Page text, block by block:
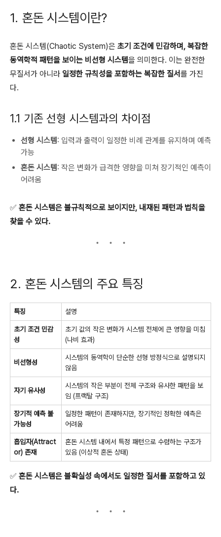
1. 혼돈 시스템이란?
혼돈 시스템(Chaotic System)은 초기 조건에 민감하며, 복잡한
동역학적 패턴을 보이는 비선형 시스템을 의미한다. 이는 완전한
무질서가 아니라 일정한 규칙성을 포함하는 복잡한 질서를 가진
다.
1.1 기존 선형 시스템과의 차이점
선형 시스템: 입력과 출력이 일정한 비례 관계를 유지하며 예측
가능
혼돈 시스템: 작은 변화가 급격한 영향을 미쳐 장기적인 예측이
어려움
✅ 혼돈 시스템은 불규칙적으로 보이지만, 내재된 패턴과 법칙을
찾을 수 있다.
2. 혼돈 시스템의 주요 특징
특징 설명
초기 조건 민감
성
초기 값의 작은 변화가 시스템 전체에 큰 영향을 미침
(나비 효과)
비선형성
시스템의 동역학이 단순한 선형 방정식으로 설명되지
않음
자기 유사성
시스템의 작은 부분이 전체 구조와 유사한 패턴을 보
임 (프랙탈 구조)
장기적 예측 불
가능성
일정한 패턴이 존재하지만, 장기적인 정확한 예측은
어려움
흡입자(Attract
or) 존재
혼돈 시스템 내에서 특정 패턴으로 수렴하는 구조가
있음 (이상적 혼돈 상태)
✅ 혼돈 시스템은 불확실성 속에서도 일정한 질서를 포함하고 있
다.